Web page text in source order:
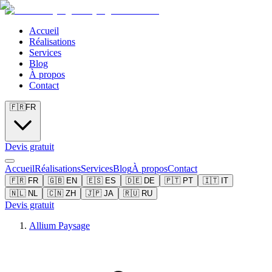
Accueil
Réalisations
Services
Blog
À propos
Contact
🇫🇷FR
Devis gratuit
AccueilRéalisationsServicesBlogÀ proposContact
🇫🇷 FR 🇬🇧 EN 🇪🇸 ES 🇩🇪 DE 🇵🇹 PT 🇮🇹 IT
🇳🇱 NL 🇨🇳 ZH 🇯🇵 JA 🇷🇺 RU
Devis gratuit
Allium Paysage